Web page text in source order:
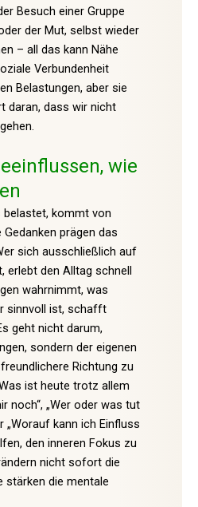
Besuch einer Gruppe
der Mut, selbst wieder
– all das kann Nähe
Verbundenheit
Belastungen, aber sie
daran, dass wir nicht
wie
belastet, kommt von
prägen das
sich ausschließlich auf
erlebt den Alltag schnell
wahrnimmt, was
sinnvoll ist, schafft
geht nicht darum,
sondern der eigenen
Richtung zu
ist heute trotz allem
noch“, „Wer oder was tut
„Worauf kann ich Einfluss
den inneren Fokus zu
nicht sofort die
stärken die mentale